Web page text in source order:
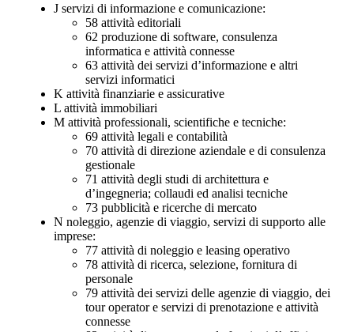
J servizi di informazione e comunicazione:
58 attività editoriali
62 produzione di software, consulenza
informatica e attività connesse
63 attività dei servizi d’informazione e altri
servizi informatici
K attività finanziarie e assicurative
L attività immobiliari
M attività professionali, scientifiche e tecniche:
69 attività legali e contabilità
70 attività di direzione aziendale e di consulenza
gestionale
71 attività degli studi di architettura e
d’ingegneria; collaudi ed analisi tecniche
73 pubblicità e ricerche di mercato
N noleggio, agenzie di viaggio, servizi di supporto alle
imprese:
77 attività di noleggio e leasing operativo
78 attività di ricerca, selezione, fornitura di
personale
79 attività dei servizi delle agenzie di viaggio, dei
tour operator e servizi di prenotazione e attività
connesse